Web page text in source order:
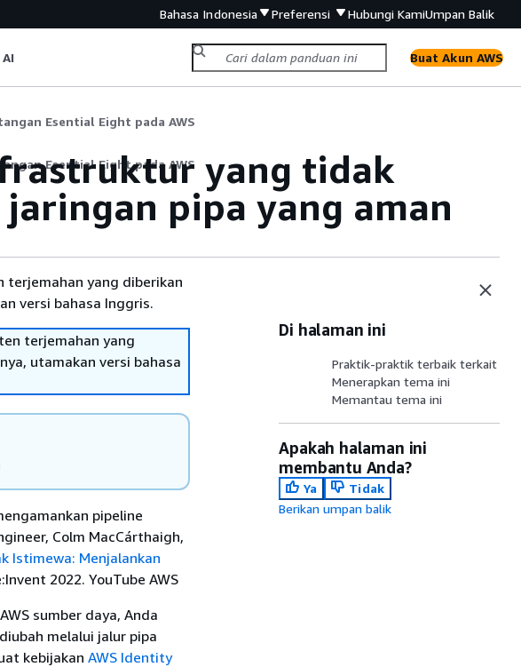
Bahasa Indonesia Preferensi Hubungi KamiUmpan Balik
Buat Akun AWS
Esential Eight pada AWS
Esential Eight pada AWS
yang tidak
pipa yang aman
terjemahan yang diberikan
versi bahasa Inggris.
terjemahan yang
utamakan versi bahasa
pipeline
Colm MacCárthaigh,
Istimewa: Menjalankan
2022. YouTube AWS
sumber daya, Anda
melalui jalur pipa
kebijakan AWS Identity
Di halaman ini
Praktik-praktik terbaik terkait
Menerapkan tema ini
Memantau tema ini
Apakah halaman ini
membantu Anda?
Ya
Tidak
Berikan umpan balik